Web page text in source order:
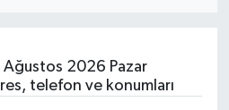
Ağustos 2026 Pazar
telefon ve konumları